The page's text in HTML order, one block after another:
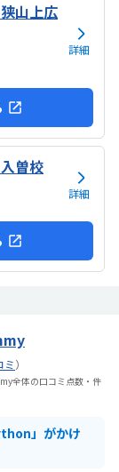
山上広
詳細
曽校
詳細
ミ）
全体の口コミ点数・件
」がかけ